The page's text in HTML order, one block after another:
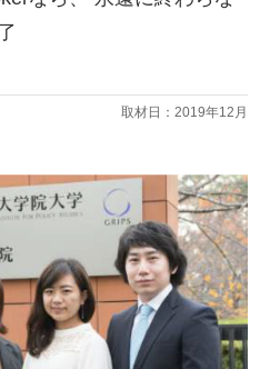
取材日：2019年12月